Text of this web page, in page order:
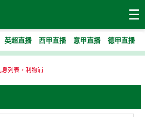
☰
英超直播 西甲直播 意甲直播 德甲直播
息列表 > 利物浦